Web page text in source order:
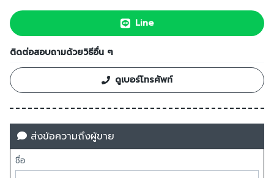
Line
ติดต่อสอบถามด้วยวิธีอื่น ๆ
ดูเบอร์โทรศัพท์
ส่งข้อความถึงผู้ขาย
ชื่อ